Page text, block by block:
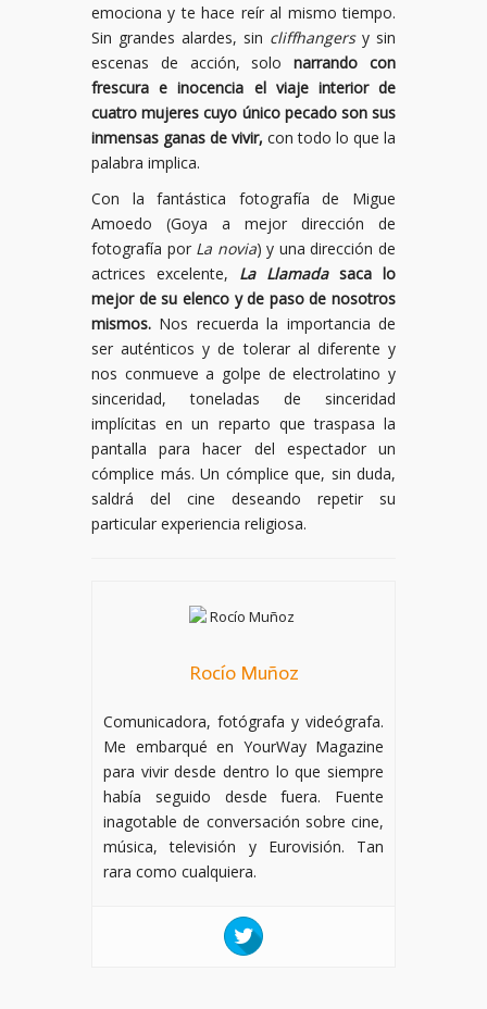
emociona y te hace reír al mismo tiempo.
Sin grandes alardes, sin cliffhangersy sin
escenas de acción, solonarrando con
frescura e inocencia el viaje interior de
cuatro mujeres cuyo único pecado son sus
inmensas ganas de vivir, con todo lo que la
palabra implica.
Con la fantástica fotografía de Migue
Amoedo (Goya a mejor dirección de
fotografía por La novia) y una dirección de
actrices excelente, La Llamadasaca lo
mejor de su elenco y de paso de nosotros
mismos. Nos recuerda la importancia de
ser auténticos y de tolerar al diferente y
nos conmueve a golpe de electrolatino y
sinceridad, toneladas de sinceridad
implícitas en un reparto que traspasa la
pantalla para hacer del espectador un
cómplice más. Un cómplice que, sin duda,
saldrá del cine deseando repetir su
particular experiencia religiosa.
Rocío Muñoz
Comunicadora, fotógrafa y videógrafa.
Me embarqué en YourWay Magazine
para vivir desde dentro lo que siempre
había seguido desde fuera. Fuente
inagotable de conversación sobre cine,
música, televisión y Eurovisión. Tan
rara como cualquiera.